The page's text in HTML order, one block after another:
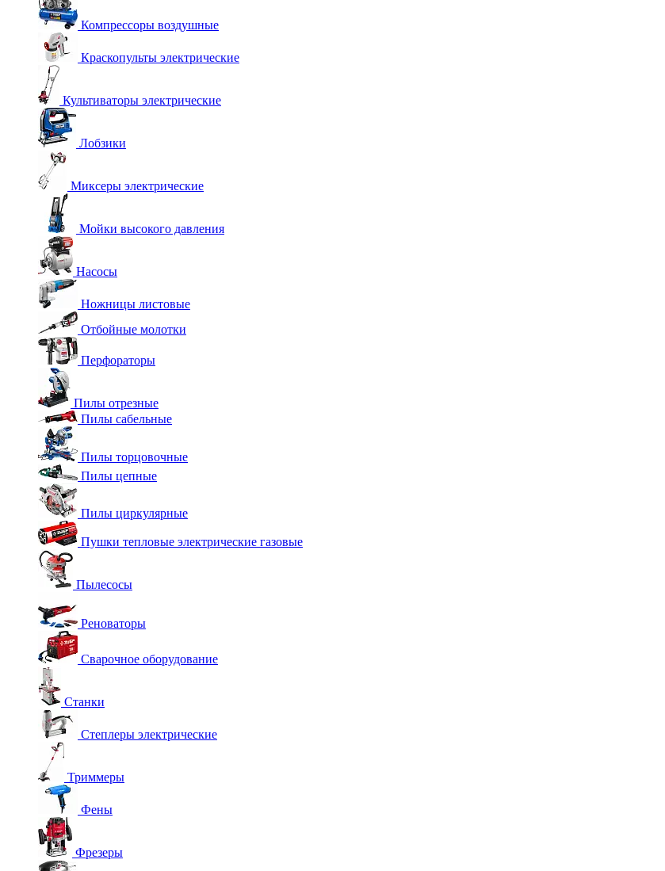
Компрессоры воздушные
Краскопульты электрические
Культиваторы электрические
Лобзики
Миксеры электрические
Мойки высокого давления
Насосы
Ножницы листовые
Отбойные молотки
Перфораторы
Пилы отрезные
Пилы сабельные
Пилы торцовочные
Пилы цепные
Пилы циркулярные
Пушки тепловые электрические газовые
Пылесосы
Реноваторы
Сварочное оборудование
Станки
Степлеры электрические
Триммеры
Фены
Фрезеры